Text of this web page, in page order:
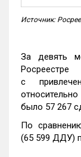
Источник:
За девять
с
было 57 267
По
(65 599 ДДУ)